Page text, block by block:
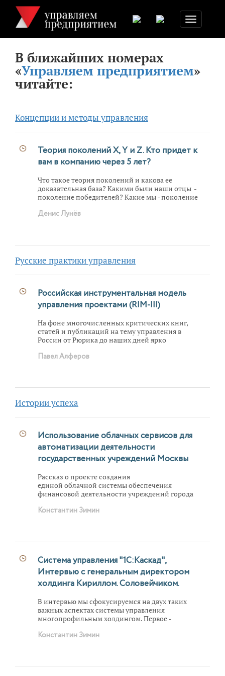
Toggle
navigation
В ближайших номерах
«Управляем предприятием»
читайте:
Концепции и методы управления
Теория поколений Х, Y и Z. Кто придет к
вам в компанию через 5 лет?
Что такое теория поколений и какова ее
доказательная база? Какими были наши отцы -
поколение победителей? Какие мы - поколение
поколение Y? И какое поколение сейчас только
Денис Лунёв
Русские практики управления
Российская инструментальная модель
управления проектами (RIM-III)
На фоне многочисленных критических книг,
статей и публикаций на тему управления в
России от Рюрика до наших дней ярко
Ярославского университета Александра
отметить, что он явочным порядком, с подачи
Международного олимпийского комитета,
активно использовался при подготовке
Олимпийских и Паралимпийских игр в Сочи и
эффективность. Отдельно автором статьи
данный подход прорабатывается и развивается в
рамках создания российской инструментальной
модели управления проектами РИМ-III.
Павел Алферов
Истории успеха
Использование облачных сервисов для
автоматизации деятельности
государственных учреждений Москвы
Рассказ о проекте создания
единой облачной системы обеспечения
финансовой деятельности учреждений города
которой работают около 1 тыс. учреждений и
Константин Зимин
Система управления "1С:Каскад",
Интервью с генеральным директором
холдинга Кириллом. Соловейчиком.
В интервью мы сфокусируемся на двух таких
важных аспектах системы управления
многопрофильным холдингом. Первое -
"1С" для обеспечения полного жизненного цикла
генеральному директору холдинговой структуры
Константин Зимин